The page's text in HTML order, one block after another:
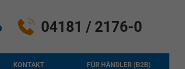
04181 / 2176-0
FÜR HÄNDLER (B2B)
KONTAKT